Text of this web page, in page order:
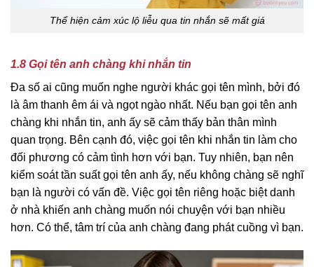
Thể hiện cảm xúc lộ liễu qua tin nhắn sẽ mất giá
1.8 Gọi tên anh chàng khi nhắn tin
Đa số ai cũng muốn nghe người khác gọi tên mình, bởi đó
là âm thanh êm ái và ngọt ngào nhất. Nếu bạn gọi tên anh
chàng khi nhắn tin, anh ấy sẽ cảm thấy bản thân mình
quan trọng. Bên cạnh đó, việc gọi tên khi nhắn tin làm cho
đối phương có cảm tình hơn với bạn. Tuy nhiên, bạn nên
kiểm soát tần suất gọi tên anh ấy, nếu không chàng sẽ nghĩ
bạn là người có vấn đề. Việc gọi tên riêng hoặc biệt danh
ở nhà khiến anh chàng muốn nói chuyện với bạn nhiều
hơn. Có thể, tâm trí của anh chàng đang phát cuồng vì bạn.